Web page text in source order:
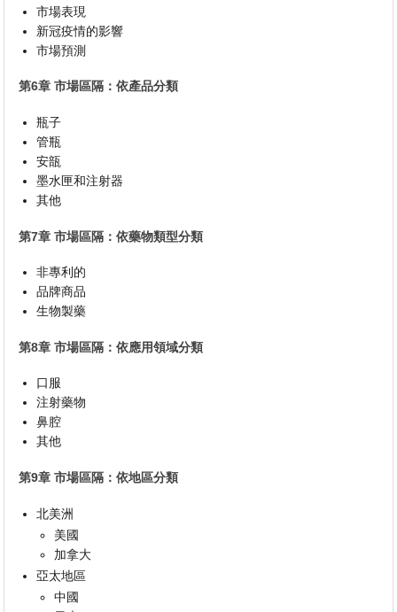
市場表現
新冠疫情的影響
市場預測
第6章 市場區隔：依產品分類
瓶子
管瓶
安瓿
墨水匣和注射器
其他
第7章 市場區隔：依藥物類型分類
非專利的
品牌商品
生物製藥
第8章 市場區隔：依應用領域分類
口服
注射藥物
鼻腔
其他
第9章 市場區隔：依地區分類
北美洲
美國
加拿大
亞太地區
中國